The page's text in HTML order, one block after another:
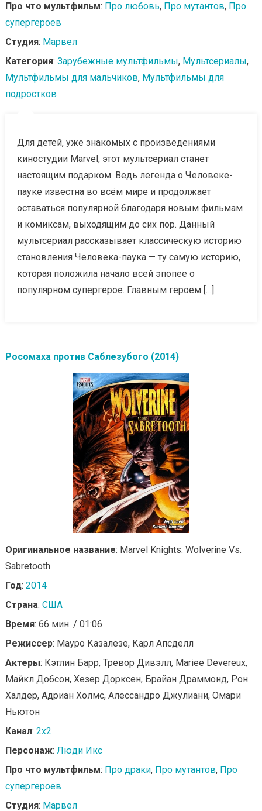
Про что мультфильм: Про любовь, Про мутантов, Про
супергероев
Студия: Марвел
Категория: Зарубежные мультфильмы, Мультсериалы,
Мультфильмы для мальчиков, Мультфильмы для
подростков
Для детей, уже знакомых с произведениями
киностудии Marvel, этот мультсериал станет
настоящим подарком. Ведь легенда о Человеке-
пауке известна во всём мире и продолжает
оставаться популярной благодаря новым фильмам
и комиксам, выходящим до сих пор. Данный
мультсериал рассказывает классическую историю
становления Человека-паука — ту самую историю,
которая положила начало всей эпопее о
популярном супергерое. Главным героем […]
Росомаха против Саблезубого (2014)
Оригинальное название: Marvel Knights: Wolverine Vs.
Sabretooth
Год: 2014
Страна: США
Время: 66 мин. / 01:06
Режиссер: Мауро Казалезе, Карл Апсделл
Актеры: Кэтлин Барр, Тревор Дивэлл, Mariee Devereux,
Майкл Добсон, Хезер Дорксен, Брайан Драммонд, Рон
Халдер, Адриан Холмс, Алессандро Джулиани, Омари
Ньютон
Канал: 2x2
Персонаж: Люди Икс
Про что мультфильм: Про драки, Про мутантов, Про
супергероев
Студия: Марвел